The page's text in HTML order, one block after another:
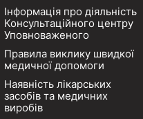
Інформація про діяльність
Консультаційного центру
Уповноваженого
Правила виклику швидкої
медичної допомоги
Наявність лікарських
засобів та медичних
виробів